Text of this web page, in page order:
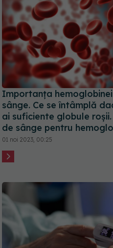
Importanța hemoglobinei
sânge. Ce se întâmplă
ai suficiente globule roșii.
de sânge pentru
01 noi 2023, 00:25